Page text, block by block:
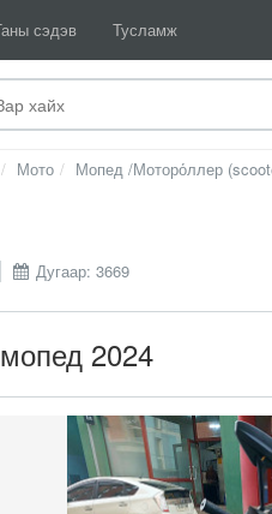
сэдэв Тусламж
Мото Мопед /Моторо́ллер
Дугаар: 3669
2024